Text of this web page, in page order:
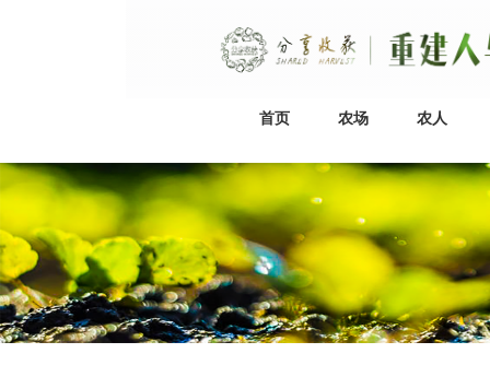
首页 农场 农人